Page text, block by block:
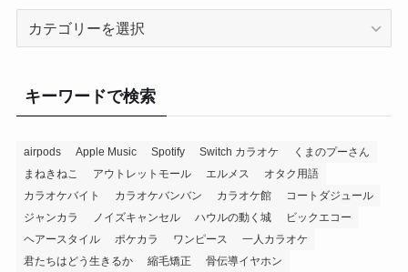
キーワードで検索
airpods Apple Music Spotify Switch カラオケ
くまのプーさん
まねきねこ
アウトレットモール エルメス
オタク用語
カラオケバイト
カラオケバンバン カラオケ館
コートダジュール
ジャンカラ
ノイズキャンセル ハウルの動く城
ビックエコー
ヘアースタイル
ポケカラ ワンピース
一人カラオケ
君たちはどう生きるか
縮毛矯正 骨伝導イヤホン